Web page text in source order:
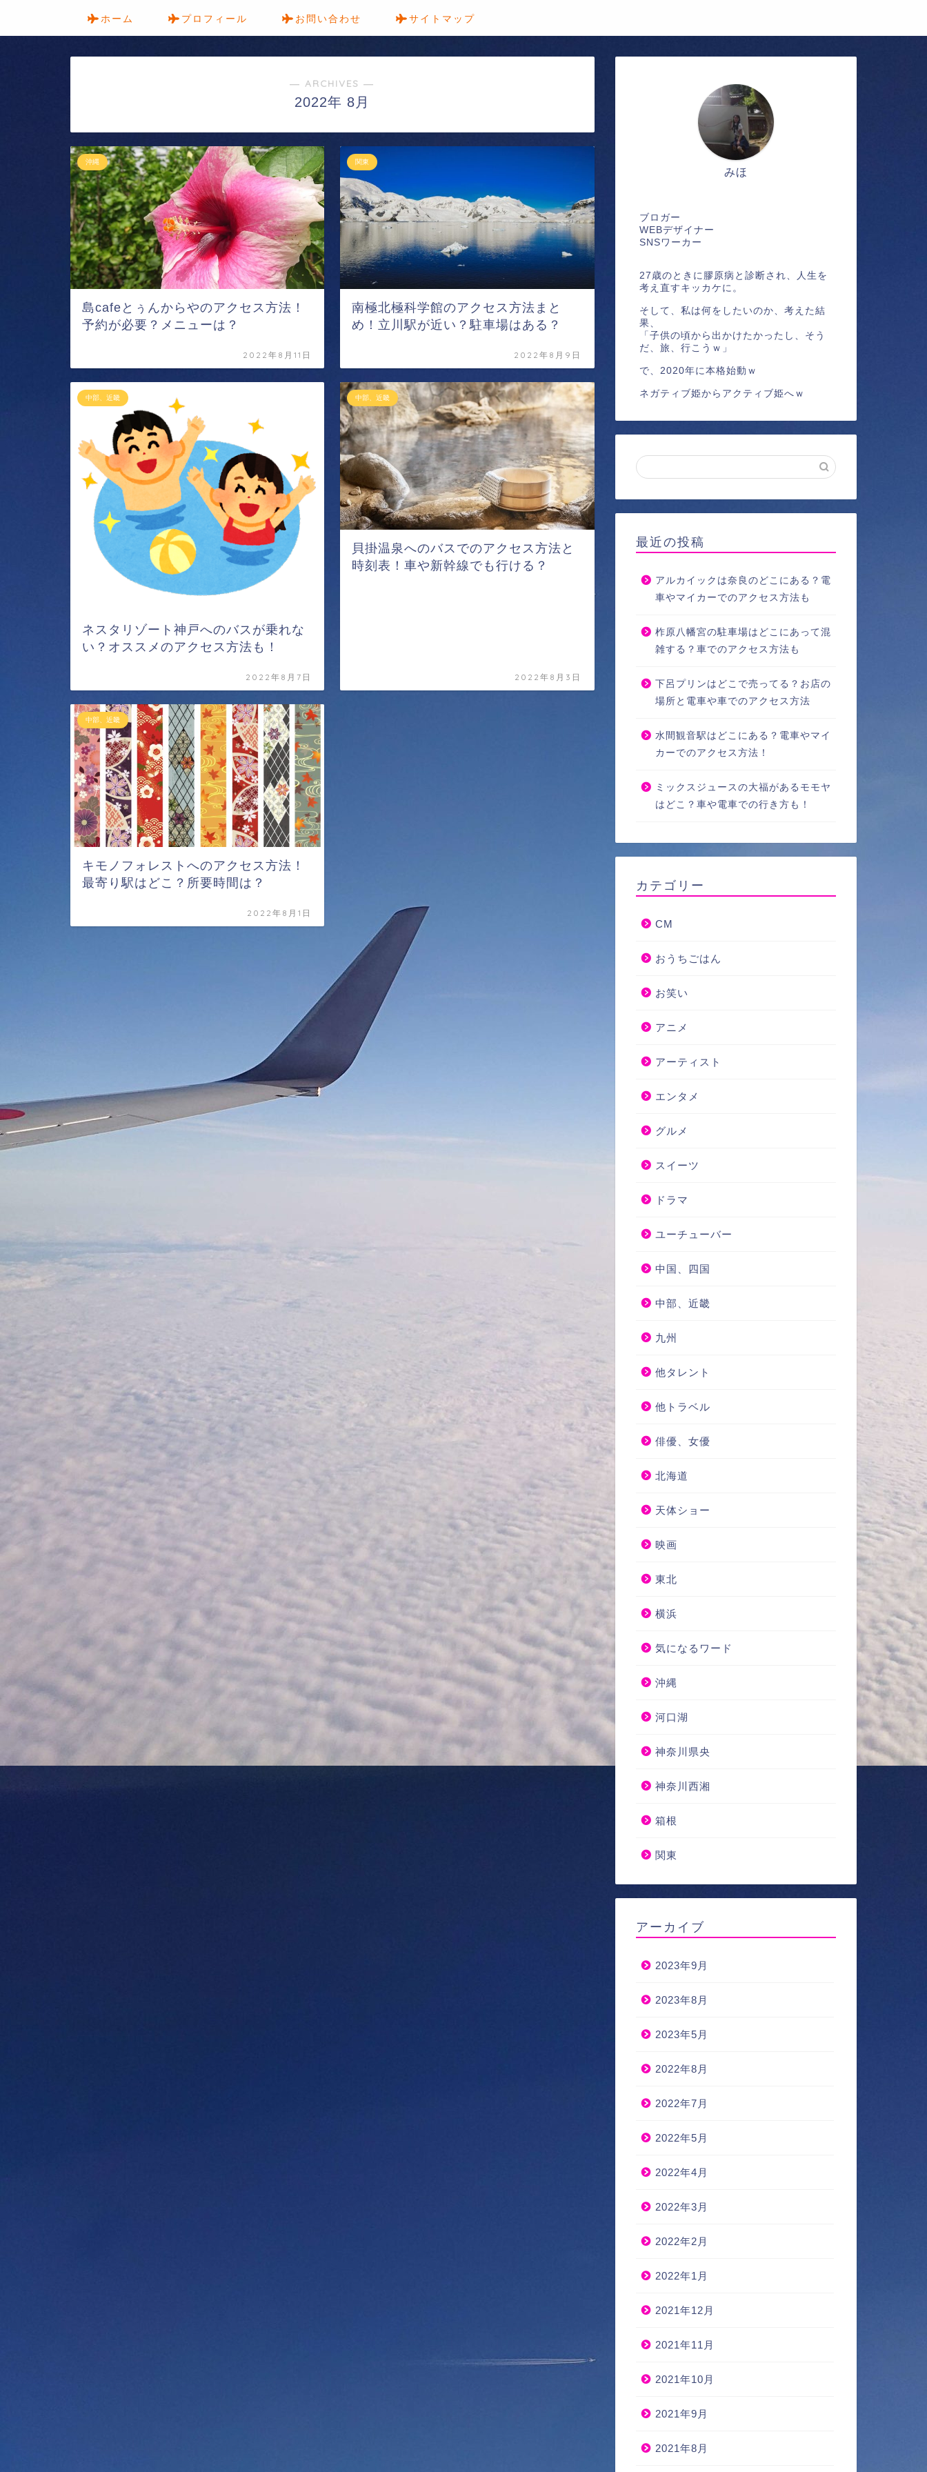
ホーム プロフィール お問い合わせ サイトマップ
― ARCHIVES ―
2022年 8月
沖縄
島cafeとぅんからやのアクセス方法！
予約が必要？メニューは？
2022年8月11日
関東
南極北極科学館のアクセス方法まと
め！立川駅が近い？駐車場はある？
2022年8月9日
中部、近畿
ネスタリゾート神戸へのバスが乗れな
い？オススメのアクセス方法も！
2022年8月7日
中部、近畿
貝掛温泉へのバスでのアクセス方法と
時刻表！車や新幹線でも行ける？
2022年8月3日
中部、近畿
キモノフォレストへのアクセス方法！
最寄り駅はどこ？所要時間は？
2022年8月1日
みほ
ブロガー
WEBデザイナー
SNSワーカー
27歳のときに膠原病と診断され、人生を
考え直すキッカケに。
そして、私は何をしたいのか、考えた結
果、
「子供の頃から出かけたかったし、そう
だ、旅、行こうｗ」
で、2020年に本格始動ｗ
ネガティブ姫からアクティブ姫へｗ
最近の投稿
アルカイックは奈良のどこにある？電
車やマイカーでのアクセス方法も
柞原八幡宮の駐車場はどこにあって混
雑する？車でのアクセス方法も
下呂プリンはどこで売ってる？お店の
場所と電車や車でのアクセス方法
水間観音駅はどこにある？電車やマイ
カーでのアクセス方法！
ミックスジュースの大福があるモモヤ
はどこ？車や電車での行き方も！
カテゴリー
CM
おうちごはん
お笑い
アニメ
アーティスト
エンタメ
グルメ
スイーツ
ドラマ
ユーチューバー
中国、四国
中部、近畿
九州
他タレント
他トラベル
俳優、女優
北海道
天体ショー
映画
東北
横浜
気になるワード
沖縄
河口湖
神奈川県央
神奈川西湘
箱根
関東
アーカイブ
2023年9月
2023年8月
2023年5月
2022年8月
2022年7月
2022年5月
2022年4月
2022年3月
2022年2月
2022年1月
2021年12月
2021年11月
2021年10月
2021年9月
2021年8月